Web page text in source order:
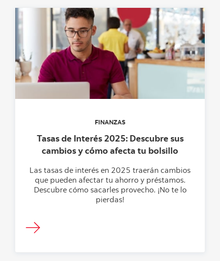
FINANZAS
Tasas de Interés 2025: Descubre sus
cambios y cómo afecta tu bolsillo
Las tasas de interés en 2025 traerán cambios
que pueden afectar tu ahorro y préstamos.
Descubre cómo sacarles provecho. ¡No te lo
pierdas!